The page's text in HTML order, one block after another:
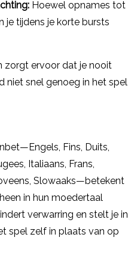
Hoewel opnames tot
je tijdens je korte bursts
zorgt ervoor dat je nooit
niet snel genoeg in het spel
Fins, Duits,
Italiaans, Frans,
Slowaaks—betekent
in hun moedertaal
verwarring en stelt je in
spel zelf in plaats van op